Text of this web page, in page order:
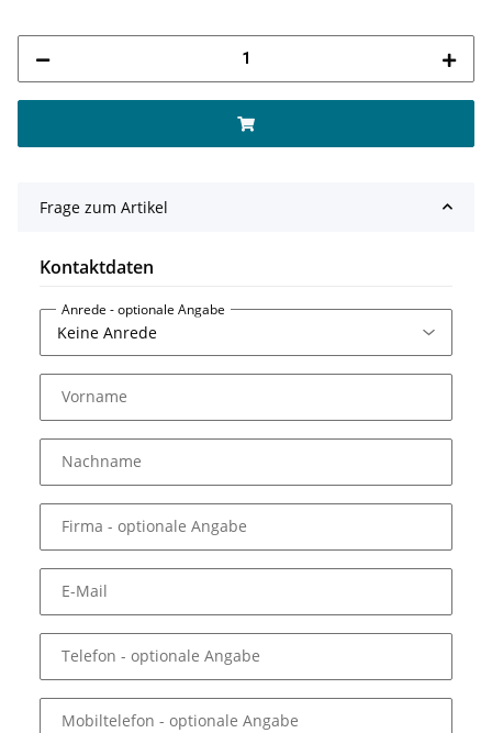
Frage zum Artikel
Kontaktdaten
Anrede - optionale Angabe
Vorname
Nachname
Firma - optionale Angabe
E-Mail
Telefon - optionale Angabe
Mobiltelefon - optionale Angabe